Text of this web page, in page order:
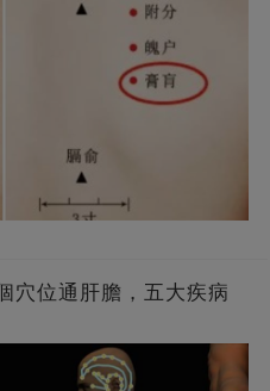
穴位通肝膽，五大疾病